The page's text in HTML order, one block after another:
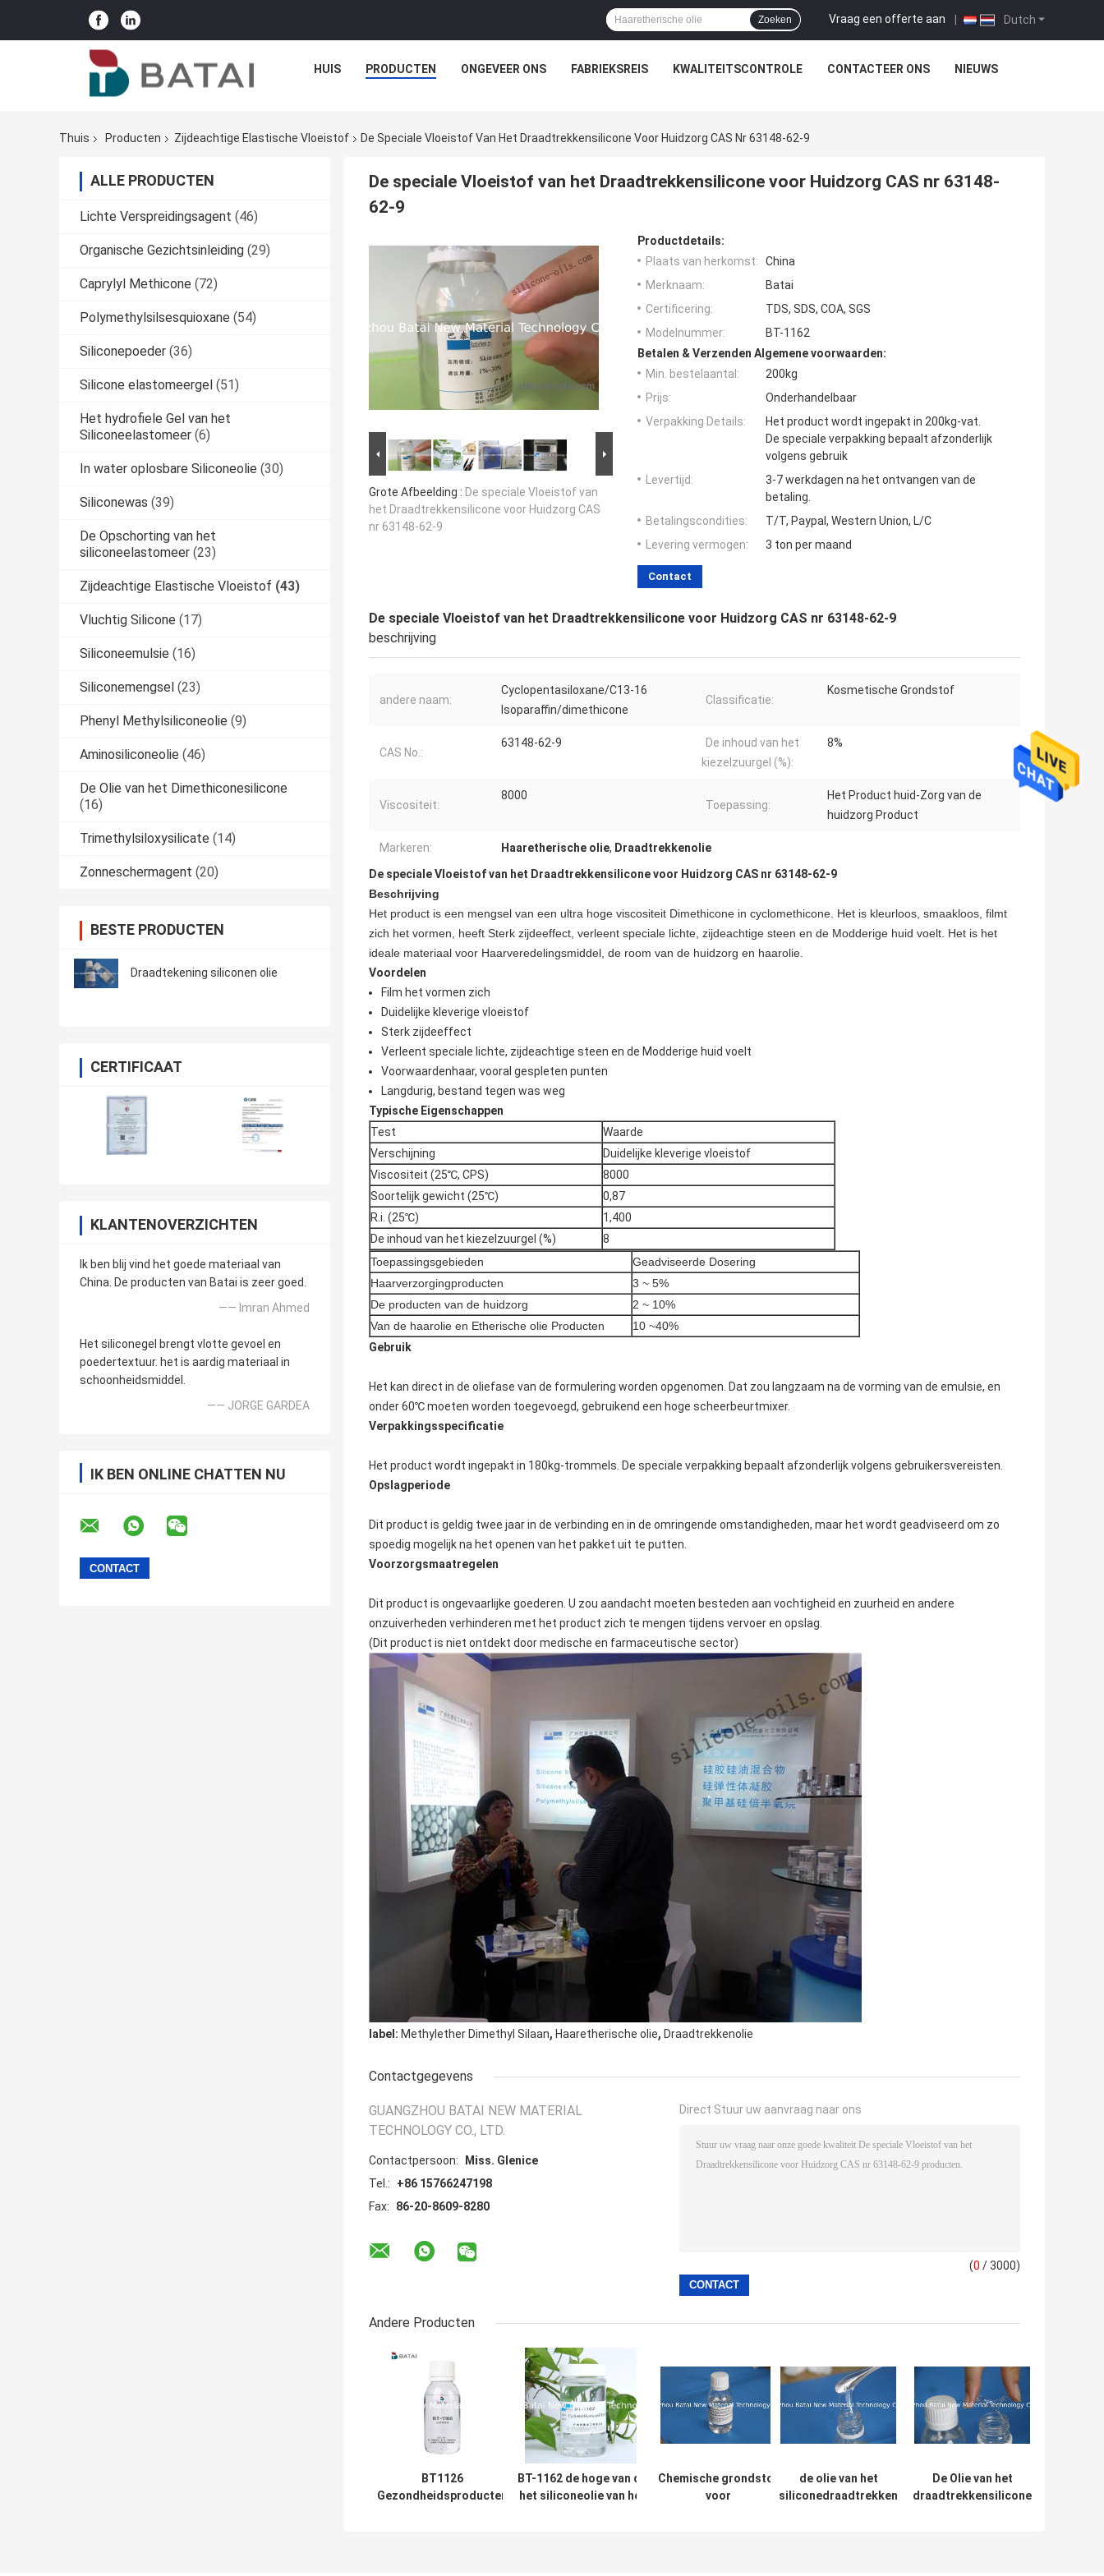
Dutch
Vraag een offerte aan |
Zoeken
HUIS PRODUCTEN ONGEVEER ONS FABRIEKSREIS KWALITEITSCONTROLE CONTACTEER ONS NIEUWS
Thuis Producten Zijdeachtige Elastische Vloeistof De Speciale Vloeistof Van Het Draadtrekkensilicone Voor Huidzorg CAS Nr 63148-62-9
ALLE PRODUCTEN
Lichte Verspreidingsagent (46)
Organische Gezichtsinleiding (29)
Caprylyl Methicone (72)
Polymethylsilsesquioxane (54)
Siliconepoeder (36)
Silicone elastomeergel (51)
Het hydrofiele Gel van het
Siliconeelastomeer (6)
In water oplosbare Siliconeolie (30)
Siliconewas (39)
De Opschorting van het
siliconeelastomeer (23)
Zijdeachtige Elastische Vloeistof (43)
Vluchtig Silicone (17)
Siliconeemulsie (16)
Siliconemengsel (23)
Phenyl Methylsiliconeolie (9)
Aminosiliconeolie (46)
De Olie van het Dimethiconesilicone
(16)
Trimethylsiloxysilicate (14)
Zonneschermagent (20)
BESTE PRODUCTEN
Draadtekening siliconen olie
CERTIFICAAT
KLANTENOVERZICHTEN
Ik ben blij vind het goede materiaal van
China. De producten van Batai is zeer goed.
—— Imran Ahmed
Het siliconegel brengt vlotte gevoel en
poedertextuur. het is aardig materiaal in
schoonheidsmiddel.
—— JORGE GARDEA
IK BEN ONLINE CHATTEN NU
De speciale Vloeistof van het Draadtrekkensilicone voor Huidzorg CAS nr 63148-
62-9
Grote Afbeelding : De speciale Vloeistof van
het Draadtrekkensilicone voor Huidzorg CAS
nr 63148-62-9
Productdetails:
Plaats van herkomst:
China
Merknaam:
Batai
Certificering:
TDS, SDS, COA, SGS
Modelnummer:
BT-1162
Betalen & Verzenden Algemene voorwaarden:
Min. bestelaantal:
200kg
Prijs:
Onderhandelbaar
Verpakking Details:
Het product wordt ingepakt in 200kg-vat.
De speciale verpakking bepaalt afzonderlijk
volgens gebruik
Levertijd:
3-7 werkdagen na het ontvangen van de
betaling.
Betalingscondities:
T/T, Paypal, Western Union, L/C
Levering vermogen:
3 ton per maand
Contact
De speciale Vloeistof van het Draadtrekkensilicone voor Huidzorg CAS nr 63148-62-9
beschrijving
andere naam:
Cyclopentasiloxane/C13-16
Isoparaffin/dimethicone
Classificatie:
Kosmetische Grondstof
CAS No.:
63148-62-9
De inhoud van het
kiezelzuurgel (%):
8%
Viscositeit:
8000
Toepassing:
Het Product huid-Zorg van de
huidzorg Product
Markeren: Haaretherische olie, Draadtrekkenolie
De speciale Vloeistof van het Draadtrekkensilicone voor Huidzorg CAS nr 63148-62-9
Beschrijving
Het product is een mengsel van een ultra hoge viscositeit Dimethicone in cyclomethicone. Het is kleurloos, smaakloos, filmt
zich het vormen, heeft Sterk zijdeeffect, verleent speciale lichte, zijdeachtige steen en de Modderige huid voelt. Het is het
ideale materiaal voor Haarveredelingsmiddel, de room van de huidzorg en haarolie.
Voordelen
Film het vormen zich
Duidelijke kleverige vloeistof
Sterk zijdeeffect
Verleent speciale lichte, zijdeachtige steen en de Modderige huid voelt
Voorwaardenhaar, vooral gespleten punten
Langdurig, bestand tegen was weg
Typische Eigenschappen
Test
Waarde
Verschijning
Duidelijke kleverige vloeistof
Viscositeit (25℃, CPS)
8000
Soortelijk gewicht (25℃)
0,87
R.i. (25℃)
1,400
De inhoud van het kiezelzuurgel (%)
8
Toepassingsgebieden
Geadviseerde Dosering
Haarverzorgingproducten
3 ~ 5%
De producten van de huidzorg
2 ~ 10%
Van de haarolie en Etherische olie Producten
10 ~40%
Gebruik
Het kan direct in de oliefase van de formulering worden opgenomen. Dat zou langzaam na de vorming van de emulsie, en
onder 60℃ moeten worden toegevoegd, gebruikend een hoge scheerbeurtmixer.
Verpakkingsspecificatie
Het product wordt ingepakt in 180kg-trommels. De speciale verpakking bepaalt afzonderlijk volgens gebruikersvereisten.
Opslagperiode
Dit product is geldig twee jaar in de verbinding en in de omringende omstandigheden, maar het wordt geadviseerd om zo
spoedig mogelijk na het openen van het pakket uit te putten.
Voorzorgsmaatregelen
Dit product is ongevaarlijke goederen. U zou aandacht moeten besteden aan vochtigheid en zuurheid en andere
onzuiverheden verhinderen met het product zich te mengen tijdens vervoer en opslag.
(Dit product is niet ontdekt door medische en farmaceutische sector)
label: Methylether Dimethyl Silaan, Haaretherische olie, Draadtrekkenolie
Contactgegevens
GUANGZHOU BATAI NEW MATERIAL
TECHNOLOGY CO., LTD.
Contactpersoon:
Miss. Glenice
Tel.:
+86 15766247198
Fax:
86-20-8609-8280
Direct Stuur uw aanvraag naar ons
(0 / 3000)
Andere Producten
BT1126
Gezondheidsproducten
BT-1162 de hoge van de
het siliconeolie van het
Chemische grondstof
voor
de olie van het
siliconedraadtrekken
De Olie van het
draadtrekkensilicone